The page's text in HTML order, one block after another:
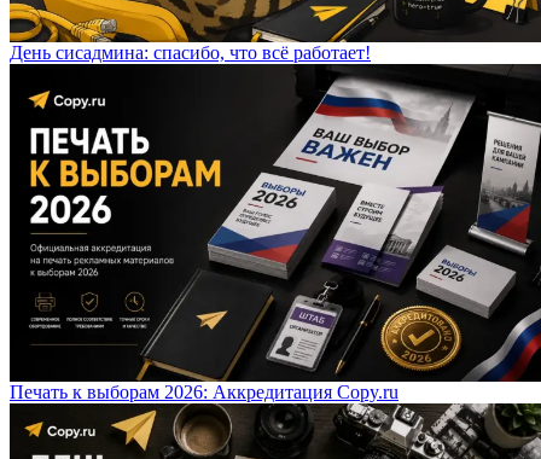
День сисадмина: спасибо, что всё работает!
Печать к выборам 2026: Аккредитация Copy.ru